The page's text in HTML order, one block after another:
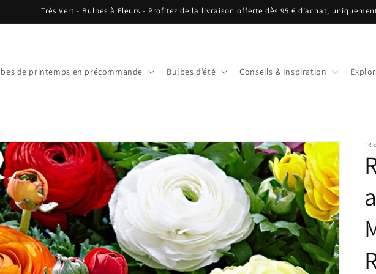
Très Vert - Bulbes à Fleurs - Profitez de la livraison offerte dès 95 € d’achat,
de printemps en précommande Bulbes d’été Conseils & Inspiration